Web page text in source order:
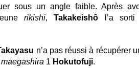
sous un angle faible. Après
rikishi,Takakeishô l’a sorti
n’a pas réussi à récupérer
maegashira 1 Hokutofuji.